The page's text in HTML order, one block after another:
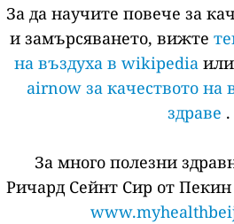
За да научите повече за
и замърсяването, вижте
на въздуха в wikipedia или
airnow за качеството на
здраве .
За много полезни
Ричард Сейнт Сир от Пекин